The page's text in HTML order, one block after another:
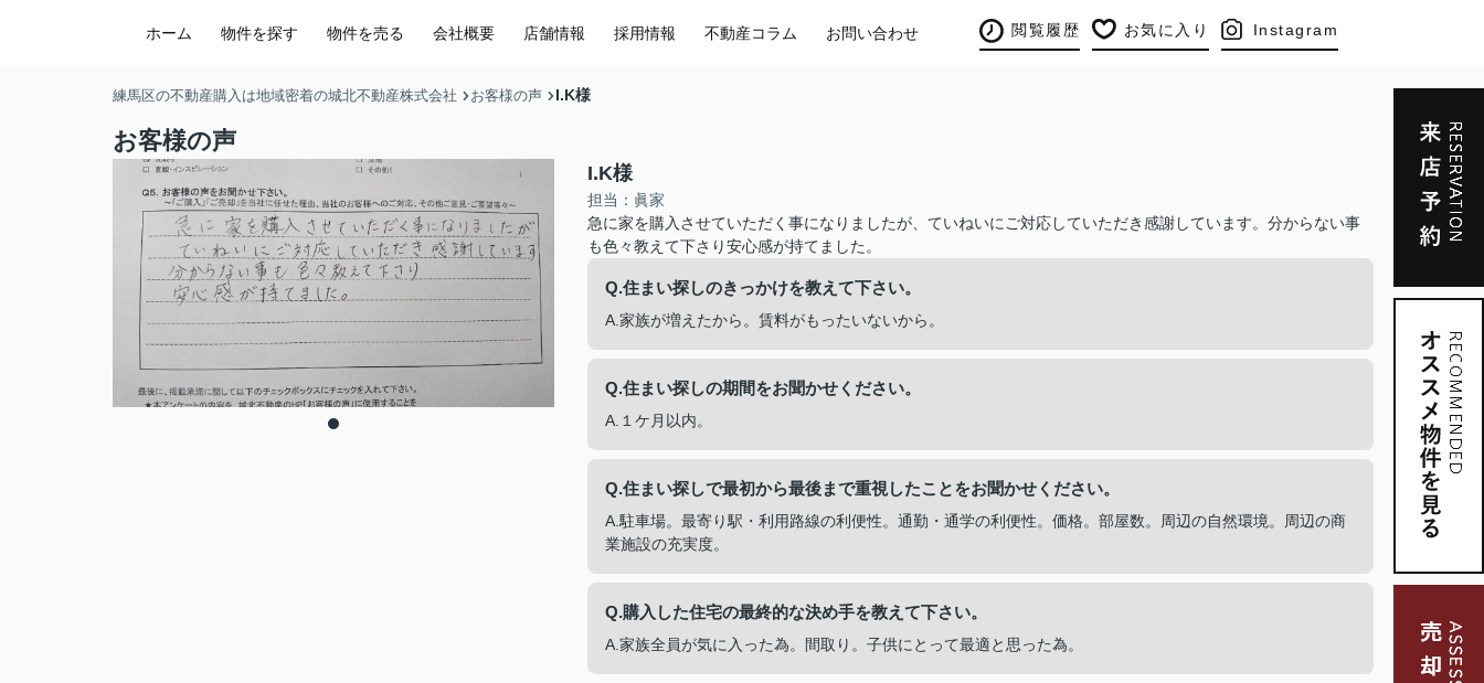
ホーム 物件を探す 物件を売る 会社概要 店舗情報 採用情報 不動産コラム お問い合わせ 閲覧履歴 お気に入り Instagram
練馬区の不動産購入は地域密着の城北不動産株式会社 お客様の声 I.K様
お客様の声
I.K様
担当：眞家
急に家を購入させていただく事になりましたが、ていねいにご対応していただき感謝しています。分からない事
も色々教えて下さり安心感が持てました。
Q.住まい探しのきっかけを教えて下さい。
A.家族が増えたから。賃料がもったいないから。
Q.住まい探しの期間をお聞かせください。
A.１ケ月以内。
Q.住まい探しで最初から最後まで重視したことをお聞かせください。
A.駐車場。最寄り駅・利用路線の利便性。通勤・通学の利便性。価格。部屋数。周辺の自然環境。周辺の商
業施設の充実度。
Q.購入した住宅の最終的な決め手を教えて下さい。
A.家族全員が気に入った為。間取り。子供にとって最適と思った為。